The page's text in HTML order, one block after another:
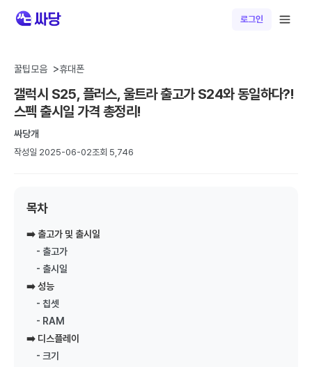
로그인
휴대폰위키
휴대폰 개통 안면인증 시행, 바뀐 본인확인 절차 가이드
휴대폰 개통 안면인증 시행, 바뀐 본인확인 절차 가이드 2026년 7
휴대폰 성지 완전정복: 온라인 vs 오프라인 비교
꿀팁모음 휴대폰
갤럭시 S25, 플러스, 울트라 출고가 S24와 동일하다?!
스펙 출시일 가격 총정리!
싸당개
작성일 2025-06-02조회 5,746
목차
➡️ 출고가 및 출시일
- 출고가
- 출시일
➡️ 성능
- 칩셋
- RAM
➡️ 디스플레이
- 크기